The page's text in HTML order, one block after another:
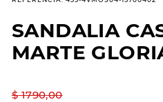
SANDALIA
MARTE
$ 1790,00